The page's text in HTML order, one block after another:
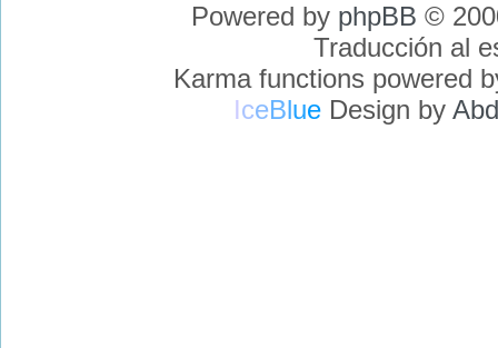
Powered by phpBB ©
Traducción al
Karma functions powered
IceBlueDesign by